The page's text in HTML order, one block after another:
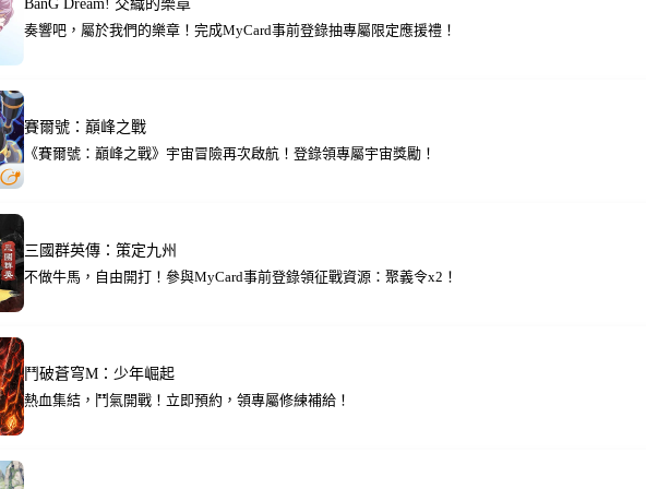
BanG Dream! 交織的樂章
奏響吧，屬於我們的樂章！完成MyCard事前登錄抽專屬限定應援禮！
賽爾號：巔峰之戰
《賽爾號：巔峰之戰》宇宙冒險再次啟航！登錄領專屬宇宙獎勵！
三國群英傳：策定九州
不做牛馬，自由開打！參與MyCard事前登錄領征戰資源：聚義令x2！
鬥破蒼穹M：少年崛起
熱血集結，鬥氣開戰！立即預約，領專屬修練補給！